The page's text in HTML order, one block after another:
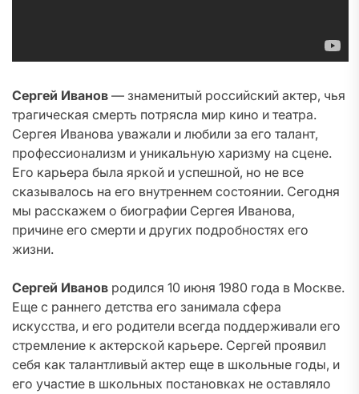
Сергей Иванов — знаменитый российский актер, чья
трагическая смерть потрясла мир кино и театра.
Сергея Иванова уважали и любили за его талант,
профессионализм и уникальную харизму на сцене.
Его карьера была яркой и успешной, но не все
сказывалось на его внутреннем состоянии. Сегодня
мы расскажем о биографии Сергея Иванова,
причине его смерти и других подробностях его
жизни.
Сергей Иванов родился 10 июня 1980 года в Москве.
Еще с раннего детства его занимала сфера
искусства, и его родители всегда поддерживали его
стремление к актерской карьере. Сергей проявил
себя как талантливый актер еще в школьные годы, и
его участие в школьных постановках не оставляло